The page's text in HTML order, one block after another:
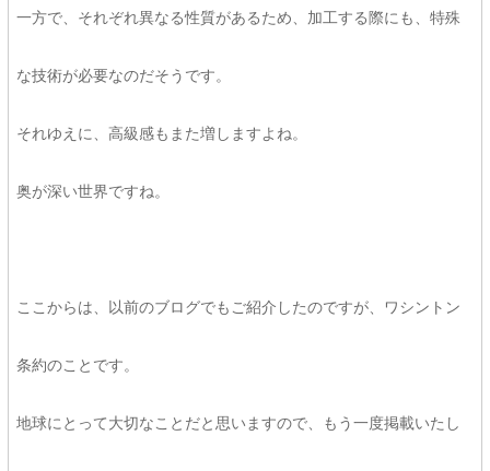
一方で、それぞれ異なる性質があるため、加工する際にも、特殊
な技術が必要なのだそうです。
それゆえに、高級感もまた増しますよね。
奥が深い世界ですね。
ここからは、以前のブログでもご紹介したのですが、ワシントン
条約のことです。
地球にとって大切なことだと思いますので、もう一度掲載いたし